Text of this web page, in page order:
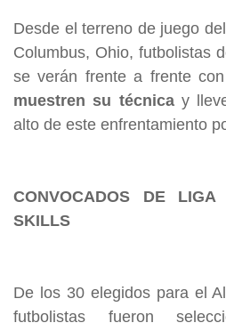
Desde el terreno de juego del
Columbus, Ohio, futbolistas
se verán frente a frente
muestren su técnica y
alto de este enfrentamiento
CONVOCADOS DE
SKILLS
De los 30 elegidos para el
futbolistas fueron